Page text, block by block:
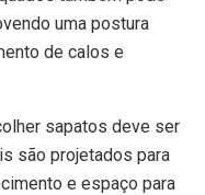
uma postura
de calos e
sapatos deve ser
​​são projetados para
e espaço para